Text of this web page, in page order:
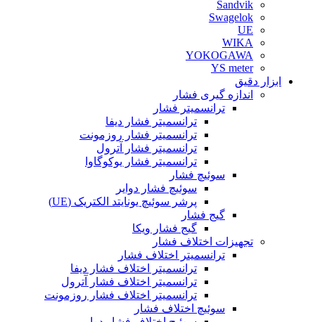
Sandvik
Swagelok
UE
WIKA
YOKOGAWA
YS meter
ابزار دقیق
اندازه گیری فشار
ترانسمیتر فشار
ترانسمیتر فشار دیفا
ترانسمیتر فشار روزمونت
ترانسمیتر فشار آترول
ترانسمیتر فشار یوکوگاوا
سوئیچ فشار
سوئیچ فشار دوایر
پرشر سوئیچ یونایتد الکتریک (UE)
گیج فشار
گیج فشار ویکا
تجهیزات اختلاف فشار
ترانسمیتر اختلاف فشار
ترانسمیتر اختلاف فشار دیفا
ترانسمیتر اختلاف فشار آترول
ترانسمیتر اختلاف فشار روزمونت
سوئیچ اختلاف فشار